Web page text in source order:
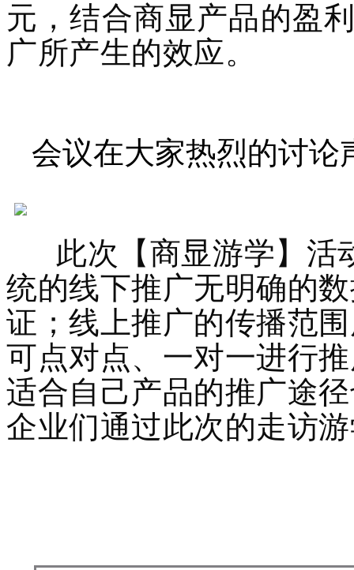
元，结合商显产品的盈
广所产生的效应。
会议在大家热烈的讨论
此次【商显游学】活
统的线下推广无明确的
证；线上推广的传播范
可点对点、一对一进行
适合自己产品的推广途
企业们通过此次的走访